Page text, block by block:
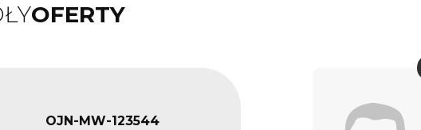
OFERTY
OJN-MW-123544